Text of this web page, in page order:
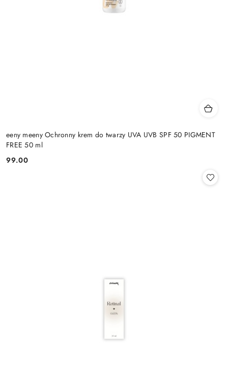
eeny meeny Ochronny krem do twarzy UVA UVB SPF 50 PIGMENT
FREE 50 ml
Cena:
99.00